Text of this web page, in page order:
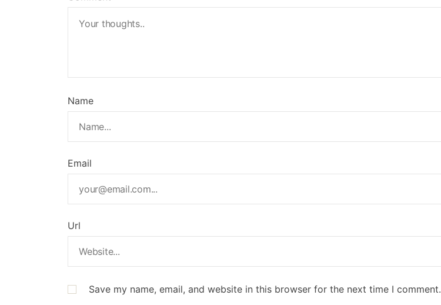
Name
Email
Url
Save my name, email, and website in this browser for the next time I comment.